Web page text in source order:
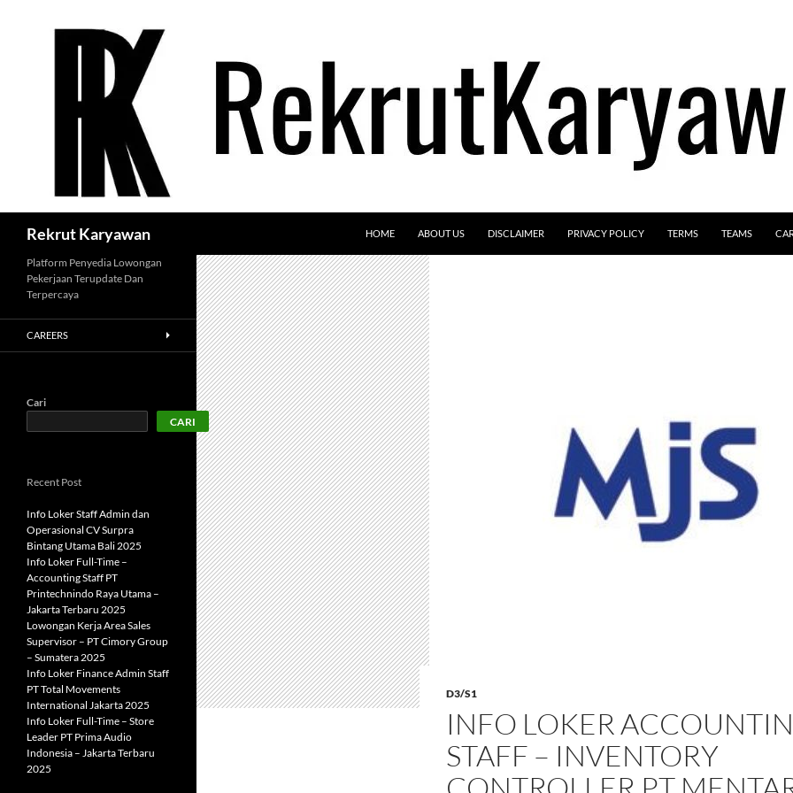
Rekrut Karyawan HOME ABOUT US DISCLAIMER PRIVACY POLICY TERMS TEAMS
D3/S1
INFO LOKER
STAFF – INVENTORY
Platform Penyedia Lowongan
Pekerjaan Terupdate Dan
Terpercaya
CAREERS
Cari
CARI
Recent Post
Info Loker Staff Admin dan
Operasional CV Surpra
Bintang Utama Bali 2025
Info Loker Full-Time –
Accounting Staff PT
Printechnindo Raya Utama –
Jakarta Terbaru 2025
Lowongan Kerja Area Sales
Supervisor – PT Cimory Group
– Sumatera 2025
Info Loker Finance Admin Staff
PT Total Movements
International Jakarta 2025
Info Loker Full-Time – Store
Leader PT Prima Audio
Indonesia – Jakarta Terbaru
2025